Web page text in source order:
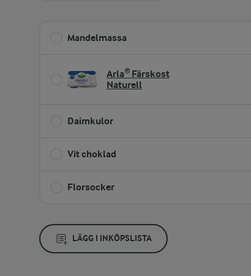
Mandelmassa
Arla® Färskost
Naturell
Daimkulor
Vit choklad
Florsocker
LÄGG I INKÖPSLISTA